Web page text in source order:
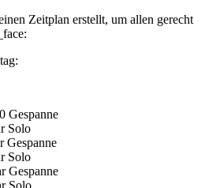
Zeitplan erstellt, um allen gerecht
Gespanne
Solo
Gespanne
Solo
Gespanne
Solo